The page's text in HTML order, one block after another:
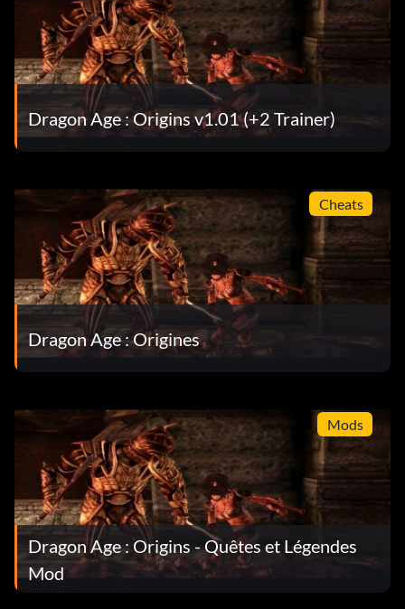
Dragon Age : Origins v1.01 (+2 Trainer)
Cheats
Dragon Age : Origines
Mods
Dragon Age : Origins - Quêtes et Légendes
Mod